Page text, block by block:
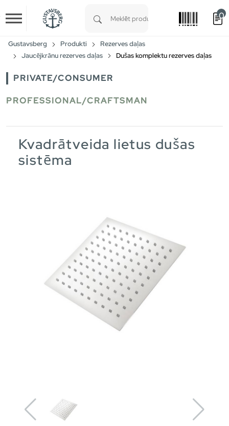
Skip to main content
0
Gustavsberg Produkti
Rezerves daļas
Jaucējkrānu rezerves daļas
Dušas komplektu rezerves daļas
PRIVATE/CONSUMER
PROFESSIONAL/CRAFTSMAN
Kvadrātveida lietus dušas
sistēma